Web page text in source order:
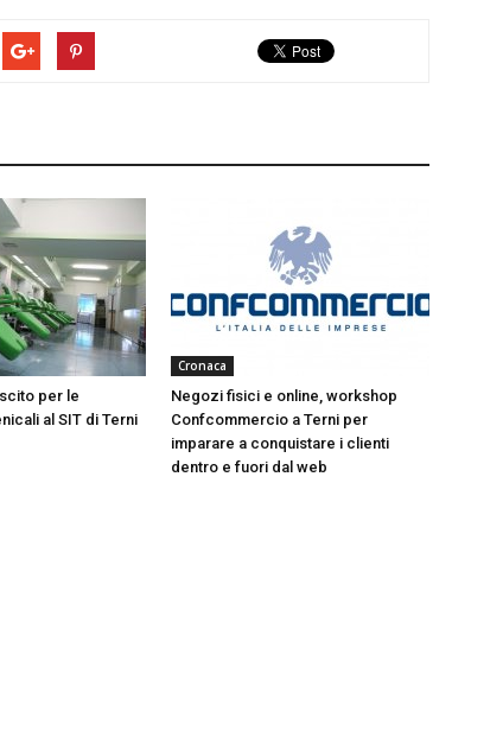
per le
al SIT di Terni
Cronaca
Negozi fisici e online, workshop
Confcommercio a Terni per
imparare a conquistare i clienti
dentro e fuori dal web